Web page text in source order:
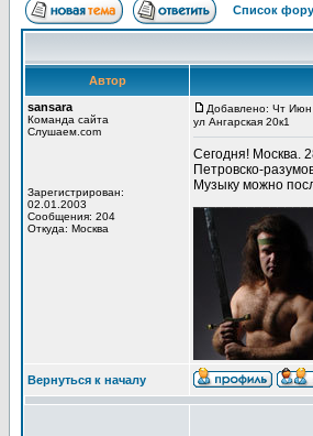
Список
Автор
sansara
Команда сайта
Слушаем.com
Зарегистрирован:
02.01.2003
Сообщения: 204
Откуда: Москва
Добавлено: Чт
ул Ангарская 20к1
Сегодня! Москва.
Петровско-
Музыку можно
Вернуться к началу